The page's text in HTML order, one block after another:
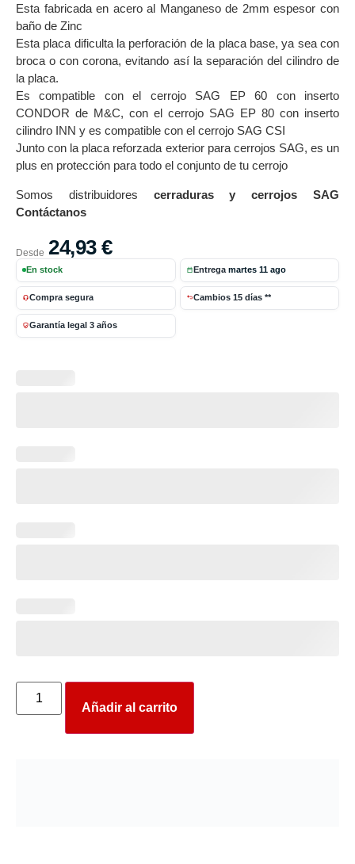
Esta fabricada en acero al Manganeso de 2mm espesor con
baño de Zinc
Esta placa dificulta la perforación de la placa base, ya sea con
broca o con corona, evitando así la separación del cilindro de
la placa.
Es compatible con el cerrojo SAG EP 60 con inserto
CONDOR de M&C, con el cerrojo SAG EP 80 con inserto
cilindro INN y es compatible con el cerrojo SAG CSI
Junto con la placa reforzada exterior para cerrojos SAG, es un
plus en protección para todo el conjunto de tu cerrojo
Somos distribuidores cerraduras y cerrojos SAG
Contáctanos
Desde 24,93 €
En stock Entrega martes 11 ago
Compra segura Cambios 15 días **
Garantía legal 3 años
Añadir al carrito